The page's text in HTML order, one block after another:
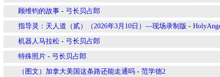
顾维钧的故事 - 弓长贝占郎
指导灵：天人道（贰）（2026年3月10日）—现场录制版 -
机器人马拉松 - 弓长贝占郎
特殊照片 - 弓长贝占郎
（图文）加拿大美国这条路还能走通吗 - 范学德2